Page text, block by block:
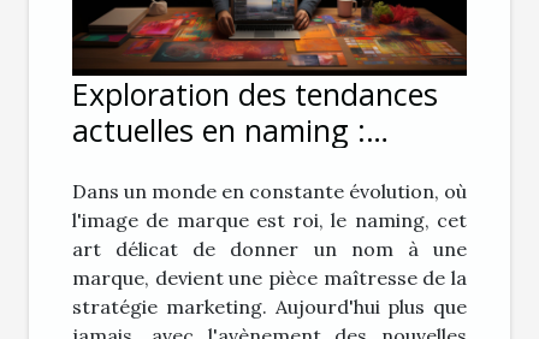
Exploration des tendances
actuelles en naming :
méthodes modernes
façonnent les nouvelles
identités de marque
Dans un monde en constante évolution, où
l'image de marque est roi, le naming, cet
art délicat de donner un nom à une
marque, devient une pièce maîtresse de la
stratégie marketing. Aujourd'hui plus que